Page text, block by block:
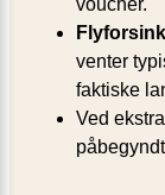
voucher.
venter
faktiske
Ved